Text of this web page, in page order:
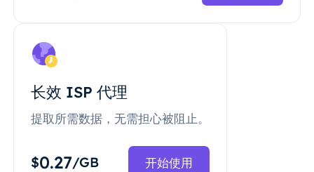
长效 ISP 代理
提取所需数据，无需担心被阻止。
$0.27/GB 开始使用